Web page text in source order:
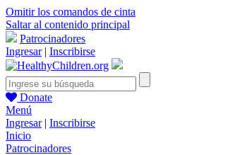
Omitir los comandos de cinta
Saltar al contenido principal
Patrocinadores
Ingresar| Inscribirse
Donate
Menú
Ingresar| Inscribirse
Inicio
Patrocinadores